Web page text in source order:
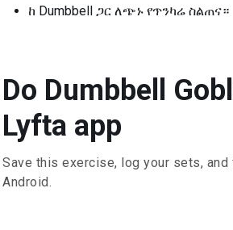
ከ Dumbbell ጋር ለጭኑ የጥንካሬ ስልጠና።
Do Dumbbell
Lyfta app
Save this exercise, log your sets,
Android.